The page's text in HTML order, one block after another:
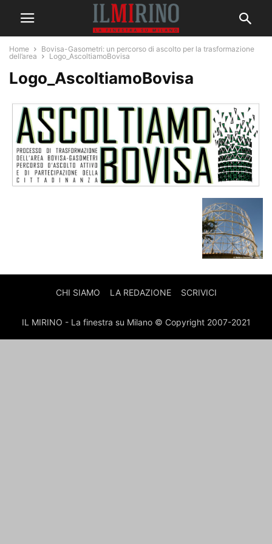
Home
Bovisa-Gasometri: un percorso di ascolto per la trasformazione
dell’area
Logo_AscoltiamoBovisa
Logo_AscoltiamoBovisa
CHI SIAMO LA REDAZIONE SCRIVICI
IL MIRINO - La finestra su Milano © Copyright 2007-2021